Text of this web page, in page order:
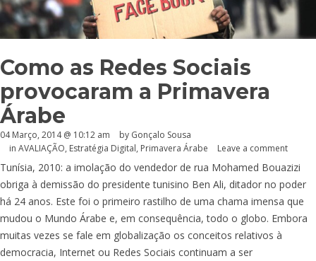
Como as Redes Sociais
provocaram a Primavera
Árabe
04 Março, 2014 @ 10:12 am by Gonçalo Sousa
in AVALIAÇÃO, Estratégia Digital, Primavera Árabe Leave a comment
Tunísia, 2010: a imolação do vendedor de rua Mohamed Bouazizi
obriga à demissão do presidente tunisino Ben Ali, ditador no poder
há 24 anos. Este foi o primeiro rastilho de uma chama imensa que
mudou o Mundo Árabe e, em consequência, todo o globo. Embora
muitas vezes se fale em globalização os conceitos relativos à
democracia, Internet ou Redes Sociais continuam a ser